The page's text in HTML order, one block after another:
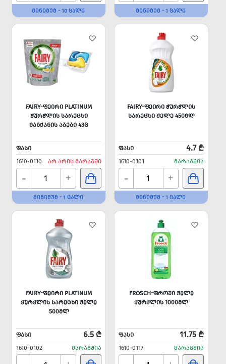
ᲛᲘᲜᲘᲛᲣᲛ - 10 ᲪᲐᲚᲘ ᲛᲘᲜᲘᲛᲣᲛ - 1 ᲪᲐᲚᲘ
FAIRY-ᲤᲔᲘᲠᲘ PLATINUM
ᲭᲣᲠᲭᲚᲘᲡ ᲡᲐᲠᲔᲪᲮᲘ
ᲛᲐᲜᲥᲐᲜᲘᲡ ᲐᲑᲔᲑᲘ 43Ც
ᲤᲐᲡᲘ
1610-0110
ᲐᲠ ᲐᲠᲘᲡ ᲛᲐᲠᲐᲒᲨᲘ
- +
ᲛᲘᲜᲘᲛᲣᲛ - 1 ᲪᲐᲚᲘ
FAIRY-ᲤᲔᲘᲠᲘ ᲭᲣᲠᲭᲚᲘᲡ
ᲡᲐᲠᲔᲪᲮᲘ ᲟᲔᲚᲔ 450ᲛᲚ
ᲤᲐᲡᲘ 4.7 ₾
1610-0101 ᲛᲐᲠᲐᲒᲨᲘᲐ
- +
ᲛᲘᲜᲘᲛᲣᲛ - 1 ᲪᲐᲚᲘ
FAIRY-ᲤᲔᲘᲠᲘ PLATINUM
ᲭᲣᲠᲭᲚᲘᲡ ᲡᲐᲠᲔᲪᲮᲘ ᲟᲔᲚᲔ
500ᲛᲚ
ᲤᲐᲡᲘ 6.5 ₾
1610-0102 ᲛᲐᲠᲐᲒᲨᲘᲐ
FROSCH-ᲤᲠᲝᲨᲘ ᲟᲔᲚᲔ
ᲭᲣᲠᲭᲚᲘᲡ 1000ᲛᲚ
ᲤᲐᲡᲘ 11.75 ₾
1610-0117 ᲛᲐᲠᲐᲒᲨᲘᲐ